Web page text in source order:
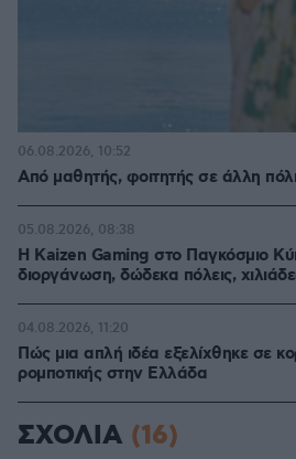
Από μαθητής, φοιτητής σε άλλη
06.08.2026, 10:52
H Kaizen Gaming στο Παγκόσμιο
διοργάνωση, δώδεκα πόλεις,
05.08.2026, 08:38
Πώς μια απλή ιδέα εξελίχθηκε σε
ρομποτικής στην Ελλάδα
04.08.2026, 11:20
ΣΧΟΛΙΑ (16)